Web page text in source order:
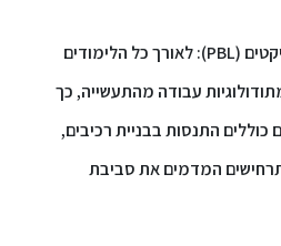
למידה מבוססת פרויקטים (PBL): לאורך כל הלימודים
עבודה מהתעשייה, כך
כוללים התנסות בבניית רכיבים,
תרחישים המדמים את סביבת